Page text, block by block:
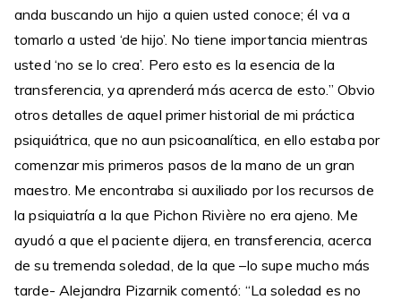
anda buscando un hijo a quien usted conoce; él va a
tomarlo a usted ‘de hijo’. No tiene importancia mientras
usted ‘no se lo crea’. Pero esto es la esencia de la
transferencia, ya aprenderá más acerca de esto.” Obvio
otros detalles de aquel primer historial de mi práctica
psiquiátrica, que no aun psicoanalítica, en ello estaba por
comenzar mis primeros pasos de la mano de un gran
maestro. Me encontraba si auxiliado por los recursos de
la psiquiatría a la que Pichon Rivière no era ajeno. Me
ayudó a que el paciente dijera, en transferencia, acerca
de su tremenda soledad, de la que –lo supe mucho más
tarde- Alejandra Pizarnik comentó: “La soledad es no